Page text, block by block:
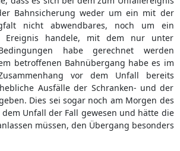
Bahnsicherung weder um ein mit der
nicht abwendbares, noch um ein
Ereignis handele, mit dem nur unter
habe gerechnet werden
betroffenen Bahnübergang habe es im
vor dem Unfall bereits
Ausfälle der Schranken- und der
Dies sei sogar noch am Morgen des
dem Unfall der Fall gewesen und hätte die
müssen, den Übergang besonders